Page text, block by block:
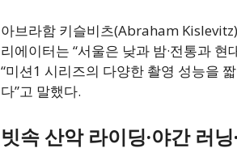
아브라함 키슬비츠(Abraham
리에이터는 “서울은 낮과 밤·전통과
“미션1 시리즈의 다양한 촬영 성능을
다”고 말했다.
빗속 산악 라이딩·야간 러